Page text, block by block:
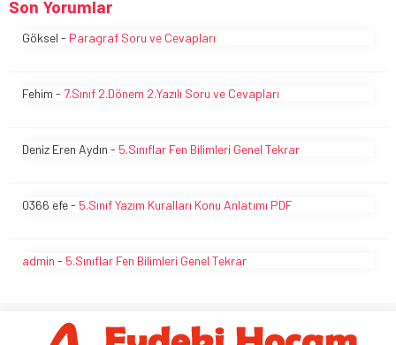
Son Yorumlar
Göksel - Paragraf Soru ve Cevapları
Fehim - 7.Sınıf 2.Dönem 2.Yazılı Soru ve Cevapları
Deniz Eren Aydın - 5.Sınıflar Fen Bilimleri Genel Tekrar
0366 efe- 5.Sınıf Yazım Kuralları Konu Anlatımı PDF
admin - 5.Sınıflar Fen Bilimleri Genel Tekrar